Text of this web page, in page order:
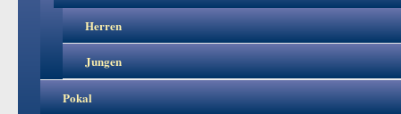
Herren
Jungen
Pokal